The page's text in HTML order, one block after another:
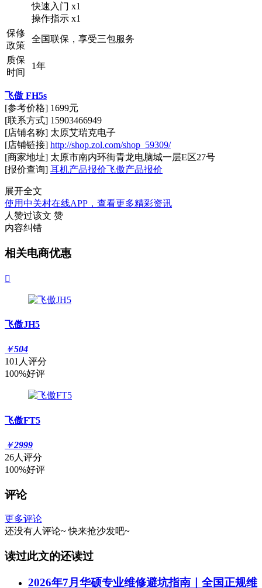
快速入门 x1
操作指示 x1
保修
政策
全国联保，享受三包服务
质保
时间
1年
飞傲 FH5s
[参考价格] 1699元
[联系方式] 15903466949
[店铺名称] 太原艾瑞克电子
[店铺链接] http://shop.zol.com/shop_59309/
[商家地址] 太原市南内环街青龙电脑城一层E区27号
[报价查询] 耳机产品报价飞傲产品报价
展开全文
使用中关村在线APP，查看更多精彩资讯
人赞过该文 赞
内容纠错
相关电商优惠

飞傲JH5
￥504
101人评分
100%好评
飞傲FT5
￥2999
26人评分
100%好评
评论
更多评论
还没有人评论~ 快来抢沙发吧~
读过此文的还读过
2026年7月华硕专业维修避坑指南｜全国正规维